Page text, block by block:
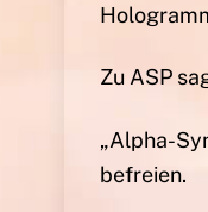
Zu ASP
„Alpha-
befreien.